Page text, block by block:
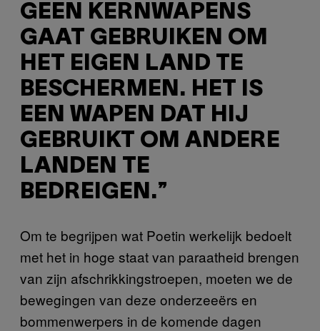
GEEN KERNWAPENS
GAAT GEBRUIKEN OM
HET EIGEN LAND TE
BESCHERMEN. HET IS
EEN WAPEN DAT HIJ
GEBRUIKT OM ANDERE
LANDEN TE
BEDREIGEN.”
Om te begrijpen wat Poetin werkelijk bedoelt
met het in hoge staat van paraatheid brengen
van zijn afschrikkingstroepen, moeten we de
bewegingen van deze onderzeeërs en
bommenwerpers in de komende dagen